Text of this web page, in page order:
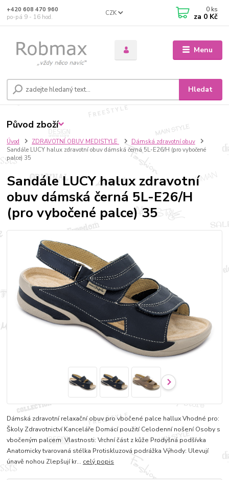
Menu
CZK
Hledat
+420 608 470 960
po-pá 9 - 16 hod.
0 ks
za 0 Kč
Úvod ZDRAVOTNÍ OBUV MEDISTYLE
Dámská zdravotní obuv
Sandále LUCY halux zdravotní obuv dámská černá 5L-E26/H (pro vybočené
palce) 35
Sandále LUCY halux zdravotní
obuv dámská černá 5L-E26/H
(pro vybočené palce) 35
Dámská zdravotní relaxační obuv pro vbočené palce hallux Vhodné pro:
Školy Zdravotnictví Kanceláře Domácí použití Celodenní nošení Osoby s
vbočeným palcem Vlastnosti: Vrchní část z kůže Prodyšná podšívka
Anatomicky tvarovaná stélka Protiskluzová podrážka Výhody: Ulevují
únavě nohou Zlepšují kr... celý popis
Původ zboží